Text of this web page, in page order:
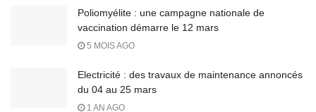
Poliomyélite : une campagne nationale de
vaccination démarre le 12 mars
5 MOIS AGO
Electricité : des travaux de maintenance annoncés
du 04 au 25 mars
1 AN AGO